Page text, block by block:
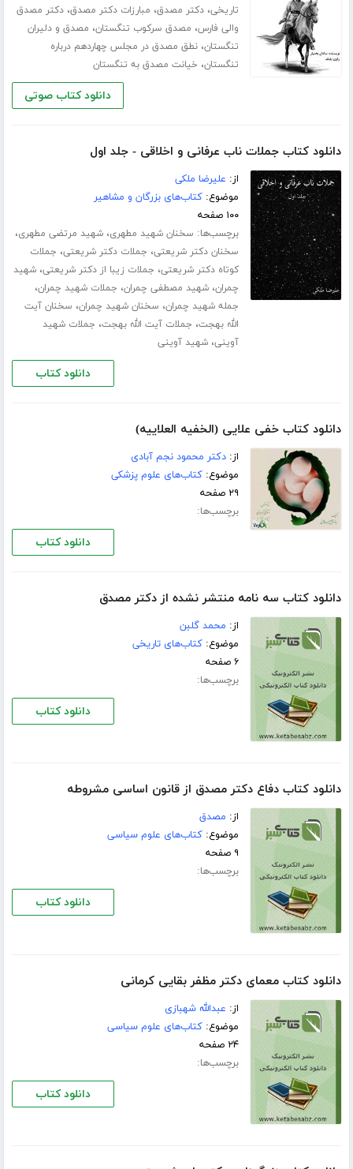
تاریخی،دکتر مصدق، مبارزات دکتر مصدق،دکتر مصدق
والی فارس، مصدق سرکوب تنگستان، مصدق و دلیران
تنگستان،نطق مصدق در مجلس چهاردهم درباره
تنگستان، خیانت مصدق به تنگستان
دانلود کتاب صوتی
دانلود کتاب جملات ناب عرفانی و اخلاقی - جلد اول
از: علیرضا ملکی
موضوع:کتاب‌های بزرگان و مشاهیر
۱۰۰ صفحه
برچسب‌ها: سخنان شهید مطهری،شهید مرتضی مطهری،
سخنان دکتر شریعتی، جملات دکتر شریعتی، جملات
کوتاه دکتر شریعتی، جملات زیبا از دکتر شریعتی،شهید
چمران،شهید مصطفی چمران، جملات شهید چمران،
جمله شهید چمران، سخنان شهید چمران، سخنان آیت
الله بهجت، جملات آیت الله بهجت، جملات شهید
آوینی،شهید آوینی
دانلود کتاب
دانلود کتاب خفی علایی (الخفیه العلاییه)
از:دکتر محمود نجم آبادی
موضوع:کتاب‌های علوم پزشکی
۲۹ صفحه
برچسب‌ها:
دانلود کتاب
دانلود کتاب سه نامه منتشر نشده از دکتر مصدق
از: محمد گلبن
موضوع:کتاب‌های تاریخی
۶ صفحه
برچسب‌ها:
دانلود کتاب
دانلود کتاب دفاع دکتر مصدق از قانون اساسی مشروطه
از: مصدق
موضوع:کتاب‌های علوم سیاسی
۹ صفحه
برچسب‌ها:
دانلود کتاب
دانلود کتاب معمای دکتر مظفر بقایی کرمانی
از: عبدالله شهبازی
موضوع:کتاب‌های علوم سیاسی
۲۴ صفحه
برچسب‌ها:
دانلود کتاب